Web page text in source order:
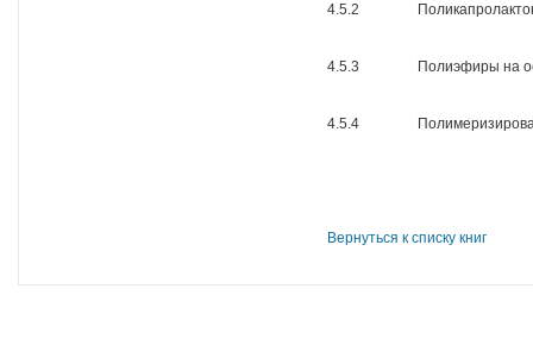
4.5.2
4.5.3 Полиэфиры на
4.5.4
Вернуться к списку книг